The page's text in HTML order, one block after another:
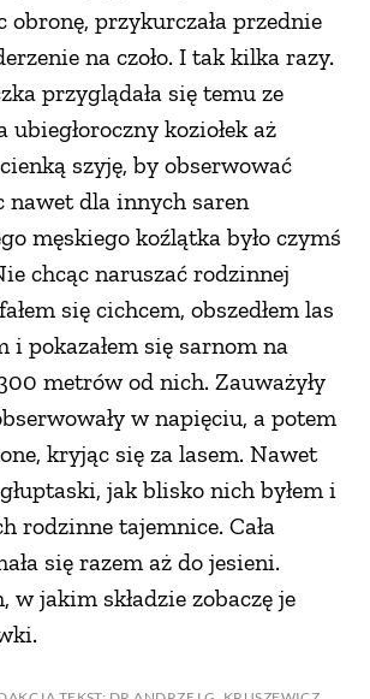
przykurczała przednie
na czoło. I tak kilka razy.
przyglądała się temu ze
koziołek aż
szyję, by obserwować
nawet dla innych saren
męskiego koźlątka było czymś
chcąc naruszać rodzinnej
się cichcem, obszedłem las
i pokazałem się sarnom na
metrów od nich. Zauważyły
w napięciu, a potem
kryjąc się za lasem. Nawet
jak blisko nich byłem i
rodzinne tajemnice. Cała
się razem aż do jesieni.
w jakim składzie zobaczę je